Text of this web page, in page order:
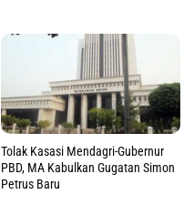
Tolak Kasasi Mendagri-Gubernur
PBD, MA Kabulkan Gugatan Simon
Petrus Baru